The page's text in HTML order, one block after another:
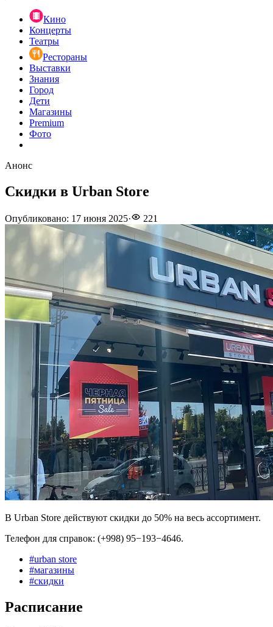
Кино
Концерты
Театры
Рестораны
Выставки
Знания
Город
Дети
Магазины
Premium
Фото
Анонс
Скидки в Urban Store
Опубликовано: 17 июня 2025· 221
В Urban Store действуют скидки до 50% на весь ассортимент.
Телефон для справок: (+998) 95−193−4646.
#urban store
#магазины
#скидки
Расписание